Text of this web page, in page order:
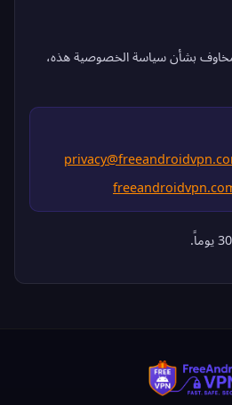
مخاوف بشأن سياسة الخصوصية هذه،